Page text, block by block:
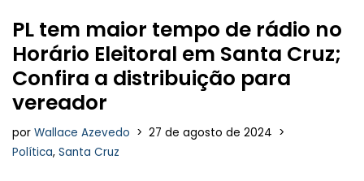
PL tem maior tempo de rádio no
Horário Eleitoral em Santa Cruz;
Confira a distribuição para
vereador
por Wallace Azevedo
27 de agosto de 2024
Política, Santa Cruz